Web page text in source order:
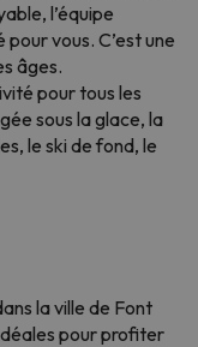
l’équipe
vous. C’est une
âges.
pour tous les
sous la glace, la
le ski de fond, le
la ville de Font
pour profiter